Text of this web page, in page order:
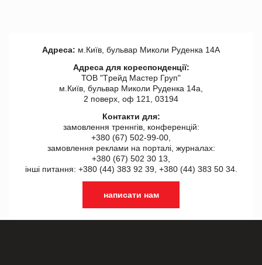
Адреса: м.Київ, бульвар Миколи Руденка 14А
Адреса для кореспонденції:
ТОВ "Tрейд Мастер Груп"
м.Київ, бульвар Миколи Руденка 14а,
2 поверх, оф 121, 03194
Контакти для:
замовлення треннгів, конференцій:
+380 (67) 502-99-00,
замовлення реклами на порталі, журналах:
+380 (67) 502 30 13,
інші питання: +380 (44) 383 92 39, +380 (44) 383 50 34.
написати нам